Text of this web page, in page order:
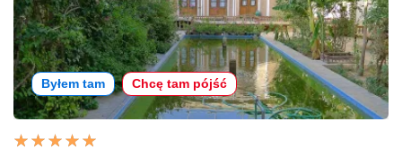
Byłem tam Chcę tam pójść